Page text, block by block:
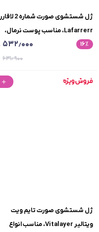
ژل شستشوی صورت شماره 2 لافارر
Lafarrerr، مناسب پوست نرمال،
حجم150میلی لیتر
۱۶٪ ۵۳۲٫۰۰۰
۶۳۱٫۹۰۰
ژل شستشوی صورت تایم ویت
ویتالیر Vitalayer، مناسب انواع